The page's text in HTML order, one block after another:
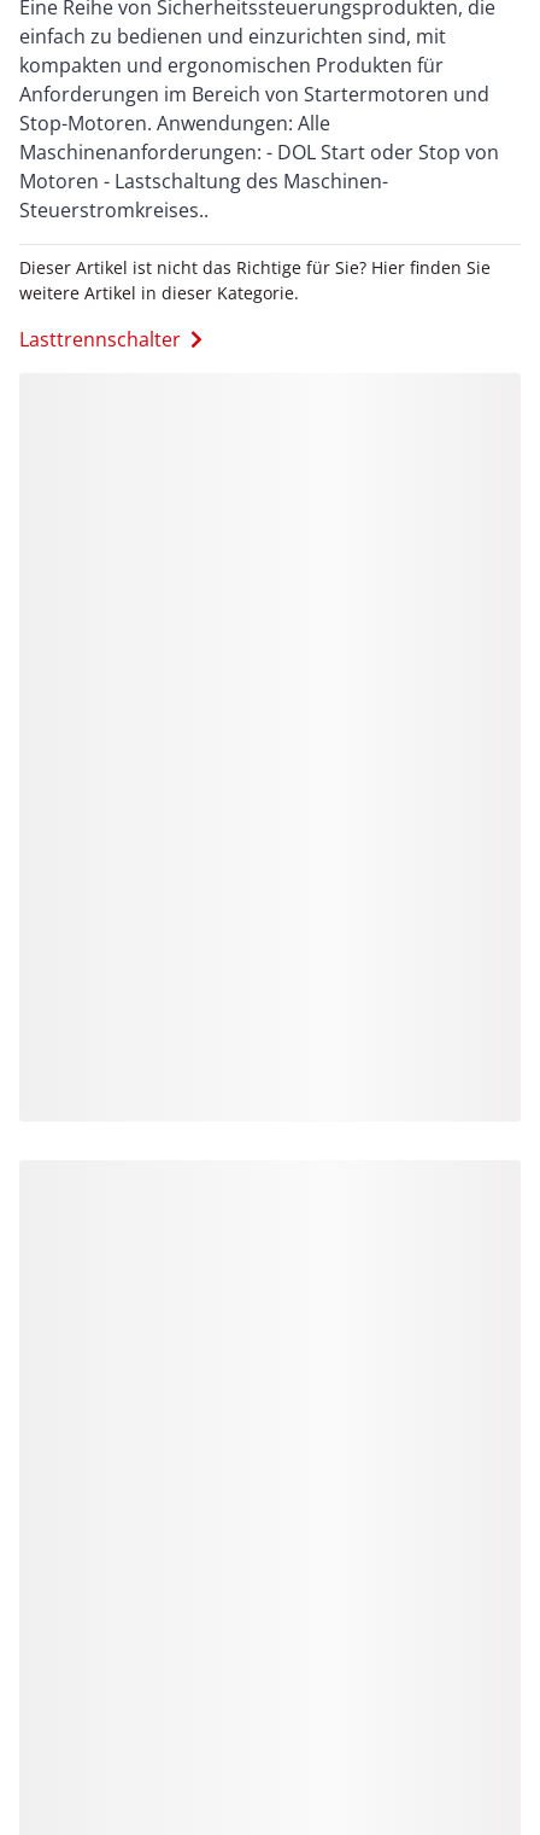
Eine Reihe von Sicherheitssteuerungsprodukten, die
einfach zu bedienen und einzurichten sind, mit
kompakten und ergonomischen Produkten für
Anforderungen im Bereich von Startermotoren und
Stop-Motoren. Anwendungen: Alle
Maschinenanforderungen: - DOL Start oder Stop von
Motoren - Lastschaltung des Maschinen-
Steuerstromkreises..
Dieser Artikel ist nicht das Richtige für Sie? Hier finden Sie
weitere Artikel in dieser Kategorie.
Lasttrennschalter